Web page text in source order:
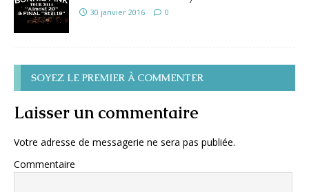
30 janvier 2016 0
SOYEZ LE PREMIER À COMMENTER
Laisser un commentaire
Votre adresse de messagerie ne sera pas publiée.
Commentaire